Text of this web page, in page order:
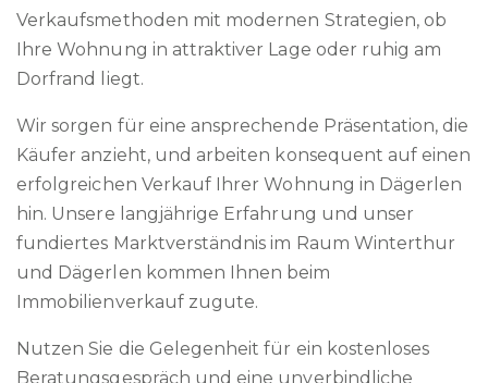
Verkaufsmethoden mit modernen Strategien, ob
Ihre Wohnung in attraktiver Lage oder ruhig am
Dorfrand liegt.
Wir sorgen für eine ansprechende Präsentation, die
Käufer anzieht, und arbeiten konsequent auf einen
erfolgreichen Verkauf Ihrer Wohnung in Dägerlen
hin. Unsere langjährige Erfahrung und unser
fundiertes Marktverständnis im Raum Winterthur
und Dägerlen kommen Ihnen beim
Immobilienverkauf zugute.
Nutzen Sie die Gelegenheit für ein kostenloses
Beratungsgespräch und eine unverbindliche